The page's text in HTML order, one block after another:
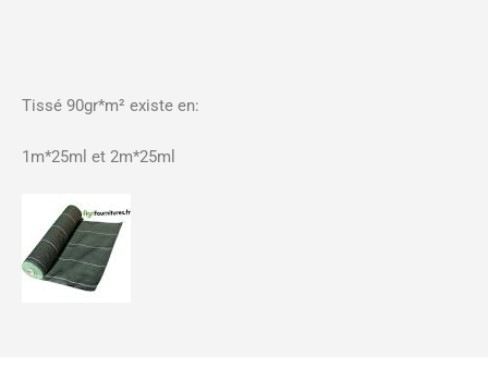
Tissé 90gr*m² existe en:
1m*25ml et 2m*25ml